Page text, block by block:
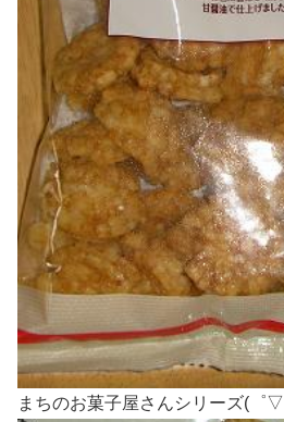
まちのお菓子屋さんシリーズ(゜